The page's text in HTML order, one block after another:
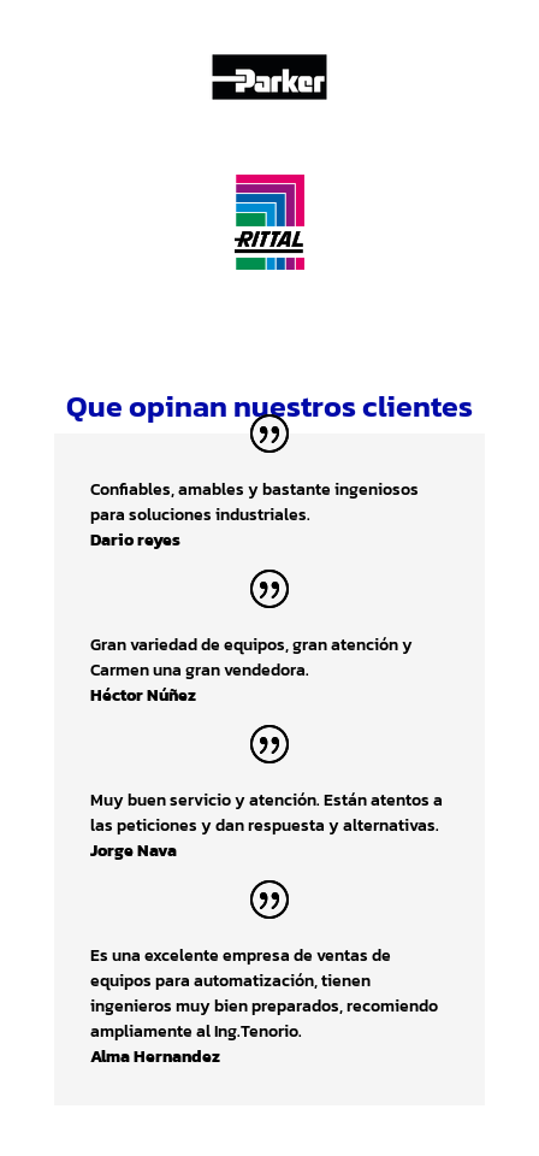
Que opinan nuestros clientes
Confiables, amables y bastante ingeniosos
para soluciones industriales.
Dario reyes
Gran variedad de equipos, gran atención y
Carmen una gran vendedora.
Héctor Núñez
Muy buen servicio y atención. Están atentos a
las peticiones y dan respuesta y alternativas.
Jorge Nava
Es una excelente empresa de ventas de
equipos para automatización, tienen
ingenieros muy bien preparados, recomiendo
ampliamente al Ing.Tenorio.
Alma Hernandez